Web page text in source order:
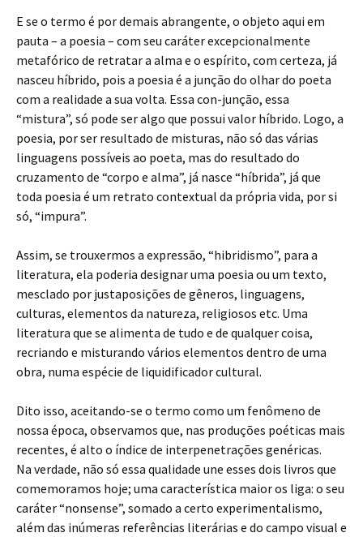
E se o termo é por demais abrangente, o objeto aqui em
pauta – a poesia – com seu caráter excepcionalmente
metafórico de retratar a alma e o espírito, com certeza, já
nasceu híbrido, pois a poesia é a junção do olhar do poeta
com a realidade a sua volta. Essa con-junção, essa
“mistura”, só pode ser algo que possui valor híbrido. Logo, a
poesia, por ser resultado de misturas, não só das várias
linguagens possíveis ao poeta, mas do resultado do
cruzamento de “corpo e alma”, já nasce “híbrida”, já que
toda poesia é um retrato contextual da própria vida, por si
só, “impura”.
Assim, se trouxermos a expressão, “hibridismo”, para a
literatura, ela poderia designar uma poesia ou um texto,
mesclado por justaposições de gêneros, linguagens,
culturas, elementos da natureza, religiosos etc. Uma
literatura que se alimenta de tudo e de qualquer coisa,
recriando e misturando vários elementos dentro de uma
obra, numa espécie de liquidificador cultural.
Dito isso, aceitando-se o termo como um fenômeno de
nossa época, observamos que, nas produções poéticas mais
recentes, é alto o índice de interpenetrações genéricas.
Na verdade, não só essa qualidade une esses dois livros que
comemoramos hoje; uma característica maior os liga: o seu
caráter “nonsense”, somado a certo experimentalismo,
além das inúmeras referências literárias e do campo visual e